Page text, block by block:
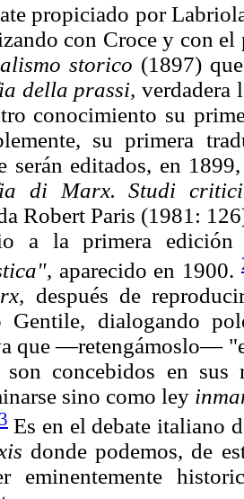
propiciado por
con Croce y con
storico (1897)
della prassi,verdadera
conocimiento su
su primera
serán editados, en
di Marx. Studi
Robert Paris (1981:
a la primera
aparecido en 1900.
después de
Gentile, dialogando
que —retengámoslo—
son concebidos en sus
sino como ley
Es en el debate italiano
donde podemos, de
eminentemente